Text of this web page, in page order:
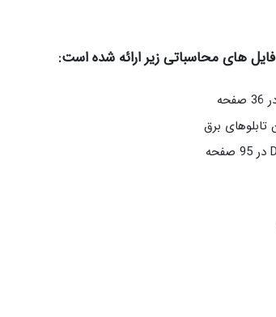
های محاسباتی زیر ارائه شده است:
برق